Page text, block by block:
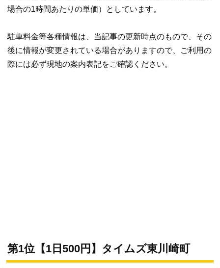
場合の1時間あたりの単価）としています。
駐車料金等各種情報は、当記事の更新時点のもので、その
後に情報が変更されている場合がありますので、ご利用の
際には必ず現地の案内表記をご確認ください。
第1位【1日500円】タイムズ東川崎町